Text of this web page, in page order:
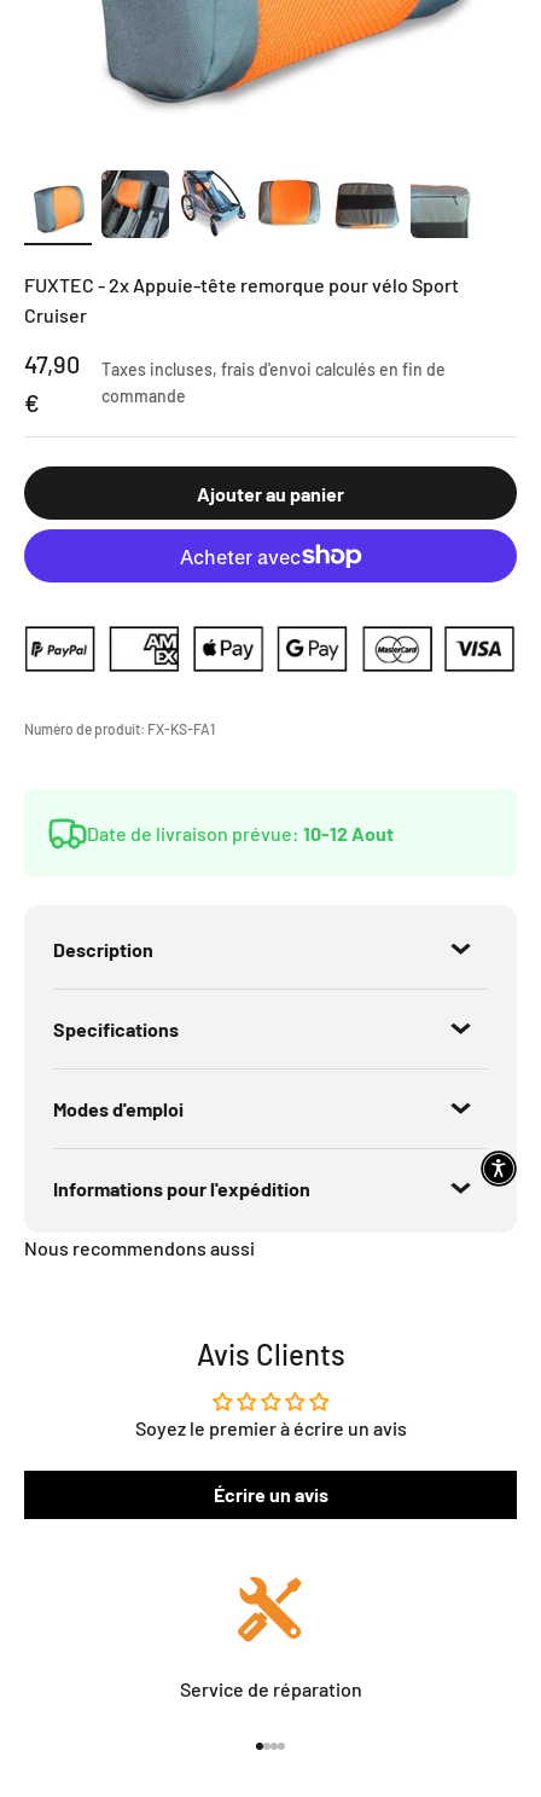
FUXTEC - 2x Appuie-tête remorque pour vélo Sport
Cruiser
Prix de vente
47,90
€
Taxes incluses,frais d'envoi calculésen fin de
commande
Ajouter au panier
Numéro de produit: FX-KS-FA1
Date de livraison prévue: 10-12 Aout
Description
Specifications
Modes d'emploi
Informations pour l'expédition
Nous recommendons aussi
Avis Clients
Soyez le premier à écrire un avis
Écrire un avis
Service de réparation